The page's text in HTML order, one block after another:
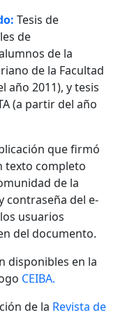
Tesis de
de
de la
de la Facultad
año 2011), y tesis
(a partir del año
que firmó
texto completo
de la
contraseña del e-
usuarios
del documento.
disponibles en la
CEIBA.
de la Revista de